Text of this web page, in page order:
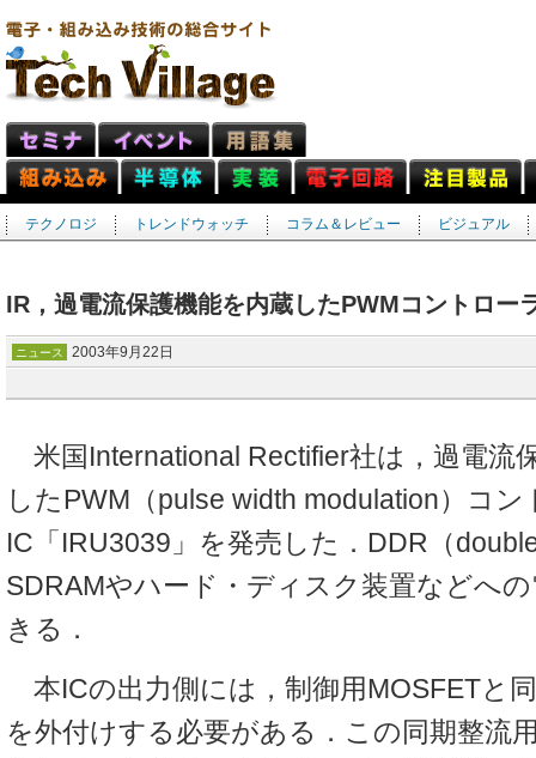
テクノロジ トレンドウォッチ コラム＆レビュー ビジュアル
IR，過電流保護機能を内蔵したPWMコントロー
ニュース 2003年9月22日
米国International Rectifier社は，過電流
したPWM（pulse width modulation）コン
IC「IRU3039」を発売した．DDR（
SDRAMやハード・ディスク装置などへ
きる．
本ICの出力側には，制御用MOSFETと
を外付けする必要がある．この同期整流